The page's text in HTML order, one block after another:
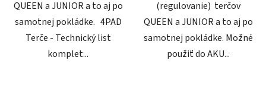
QUEEN a JUNIOR a to aj po
samotnej pokládke. 4PAD
Terče - Technický list
komplet...
(regulovanie) terčov
QUEEN a JUNIOR a to aj po
samotnej pokládke. Možné
použiť do AKU...